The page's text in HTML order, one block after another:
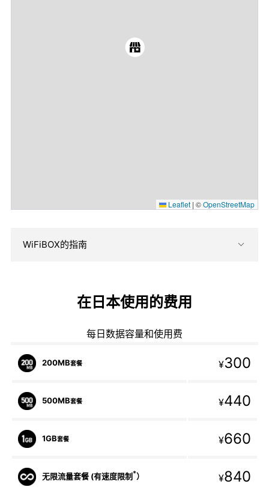
Leaflet | ©OpenStreetMap
WiFiBOX的指南
在日本使用的费用
每日数据容量和使用费
200MB套餐 ¥300
500MB套餐 ¥440
1GB套餐 ¥660
无限流量套餐 (有速度限制*） ¥840